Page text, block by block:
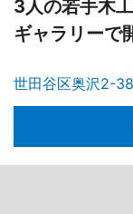
3人の若手木
ギャラリーで
世田谷区奥沢2-